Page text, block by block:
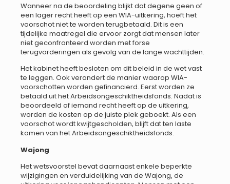
Wanneer na de beoordeling blijkt dat degene geen of
een lager recht heeft op een WIA-uitkering, hoeft het
voorschot niet te worden terugbetaald. Dit is een
tijdelijke maatregel die ervoor zorgt dat mensen later
niet geconfronteerd worden met forse
terugvorderingen als gevolg van de lange wachttijden.
Het kabinet heeft besloten om dit beleid in de wet vast
te leggen. Ook verandert de manier waarop WIA-
voorschotten worden gefinancierd. Eerst worden ze
betaald uit het Arbeidsongeschiktheidsfonds. Nadat is
beoordeeld of iemand recht heeft op de uitkering,
worden de kosten op de juiste plek geboekt. Als een
voorschot wordt kwijtgescholden, blijft dat ten laste
komen van het Arbeidsongeschiktheidsfonds.
Wajong
Het wetsvoorstel bevat daarnaast enkele beperkte
wijzigingen en verduidelijking van de Wajong, de